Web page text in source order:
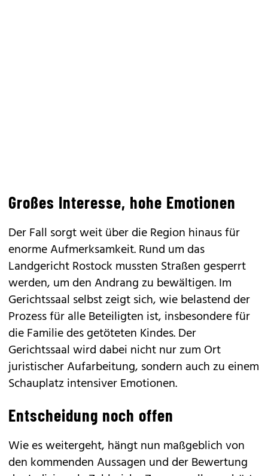
Großes Interesse, hohe Emotionen
Der Fall sorgt weit über die Region hinaus für
enorme Aufmerksamkeit. Rund um das
Landgericht Rostock mussten Straßen gesperrt
werden, um den Andrang zu bewältigen. Im
Gerichtssaal selbst zeigt sich, wie belastend der
Prozess für alle Beteiligten ist, insbesondere für
die Familie des getöteten Kindes. Der
Gerichtssaal wird dabei nicht nur zum Ort
juristischer Aufarbeitung, sondern auch zu einem
Schauplatz intensiver Emotionen.
Entscheidung noch offen
Wie es weitergeht, hängt nun maßgeblich von
den kommenden Aussagen und der Bewertung